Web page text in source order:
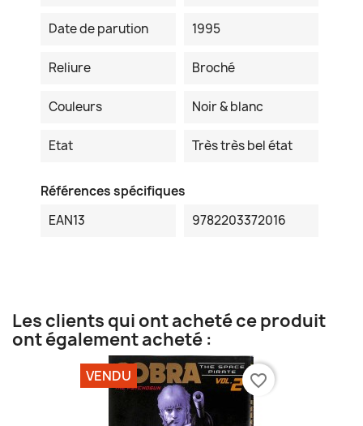
Date de parution 1995
Reliure Broché
Couleurs Noir & blanc
Etat Très très bel état
Références spécifiques
EAN13
9782203372016
Les clients qui ont acheté ce produit
ont également acheté :
VENDU favorite_border